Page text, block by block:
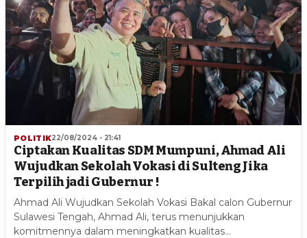
POLITIK22/08/2024 - 21:41
Ciptakan Kualitas SDM Mumpuni, Ahmad Ali
Wujudkan Sekolah Vokasi di Sulteng Jika
Terpilih jadi Gubernur !
Ahmad Ali Wujudkan Sekolah Vokasi Bakal calon Gubernur
Sulawesi Tengah, Ahmad Ali, terus menunjukkan
komitmennya dalam meningkatkan kualitas…